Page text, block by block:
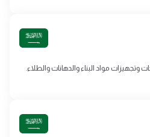
مواد البناء والدهانات والطلاء.